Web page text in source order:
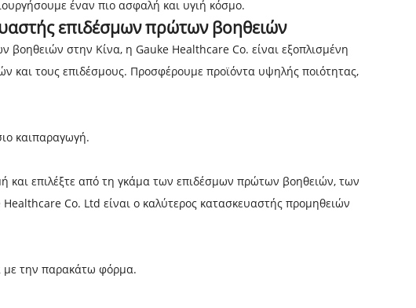
έναν πιο ασφαλή και υγιή κόσμο.
επιδέσμων πρώτων βοηθειών
στην Κίνα, η Gauke Healthcare Co. είναι εξοπλισμένη
και τους επιδέσμους. Προσφέρουμε προϊόντα υψηλής ποιότητας,
καιπαραγωγή.
και επιλέξτε από τη γκάμα των επιδέσμων πρώτων βοηθειών, των
Co. Ltd είναι ο καλύτερος κατασκευαστής προμηθειών
με την παρακάτω φόρμα.